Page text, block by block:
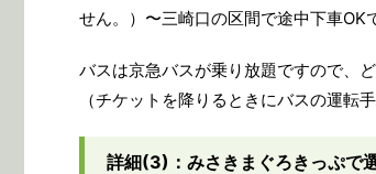
せん。）〜三崎口の区間で途中下車OK
バスは京急バスが乗り放題ですので、
（チケットを降りるときにバスの運転
詳細(3)：みさきまぐろきっぷで